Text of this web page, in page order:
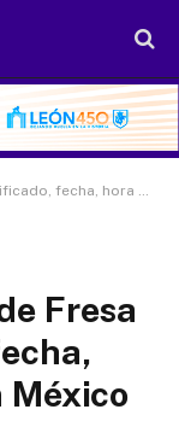
y cómo verla en México
Fresa
México